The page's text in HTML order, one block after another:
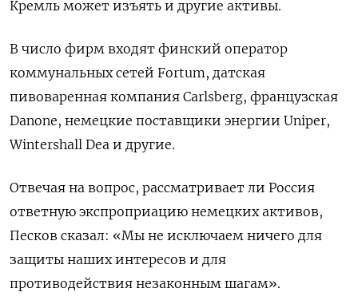
Кремль может изъять и другие активы.
В число фирм входят финский оператор
коммунальных сетей Fortum, датская
пивоваренная компания Carlsberg, французская
Danone, немецкие поставщики энергии Uniper,
Wintershall Dea и другие.
Отвечая на вопрос, рассматривает ли Россия
ответную экспроприацию немецких активов,
Песков сказал: «Мы не исключаем ничего для
защиты наших интересов и для
противодействия незаконным шагам».